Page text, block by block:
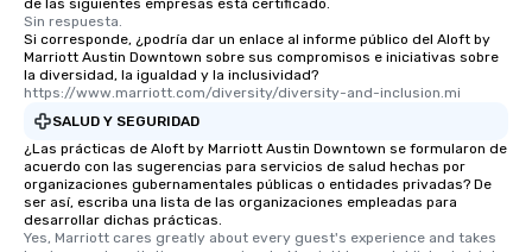
One of the best reasons to book is the
convenient and efficient way the
experience is designed. All
restaurants are within an easy
walking distance of each other. The
short stroll allows your group
members a chance to engage in prime
networking opportunities before
heading to the next place on your tour
itinerary. You Get a Dinner and a Show
de las siguientes empresas está certificado.
Sin respuesta.
Si corresponde, ¿podría dar un enlace al informe público del Aloft by
Marriott Austin Downtown sobre sus compromisos e iniciativas sobre
la diversidad, la igualdad y la inclusividad?
https://www.marriott.com/diversity/diversity-and-inclusion.mi
SALUD Y SEGURIDAD
¿Las prácticas de Aloft by Marriott Austin Downtown se formularon de
acuerdo con las sugerencias para servicios de salud hechas por
organizaciones gubernamentales públicas o entidades privadas? De
ser así, escriba una lista de las organizaciones empleadas para
desarrollar dichas prácticas.
Yes, Marriott cares greatly about every guest's experience and takes